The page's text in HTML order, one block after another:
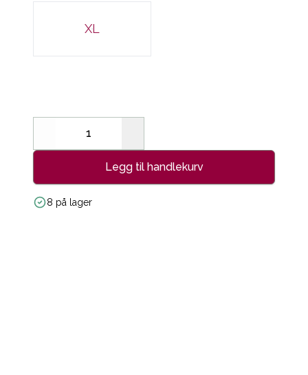
XL
Decrease
Legg til handlekurv
8 på lager